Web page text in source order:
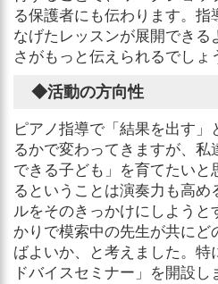
る保護者にも伝わります。
なげたレッスンが展開できる
さがもっと伝えられるでしょ
◆活動の方向性
ピアノ指導で「結果を出す
るかで変わってきますが、
できる子ども」を育てたいと
るということは演奏力も高
ルをそのきっかけにしよう
かりで模索中の先生が共に
ばよいか、と考えました。
ドバイスセミナー」を開設し